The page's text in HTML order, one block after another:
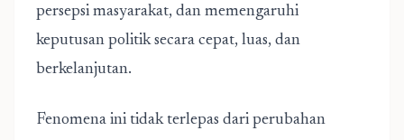
persepsi masyarakat, dan memengaruhi
keputusan politik secara cepat, luas, dan
berkelanjutan.
Fenomena ini tidak terlepas dari perubahan